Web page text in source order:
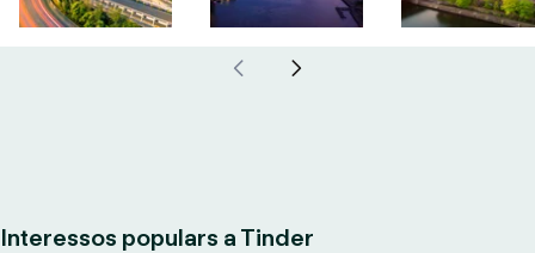
Interessos populars a Tinder